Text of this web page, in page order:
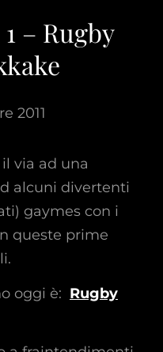
– Rugby
2011
via ad una
alcuni divertenti
gaymes con i
queste prime
oggi è: Rugby